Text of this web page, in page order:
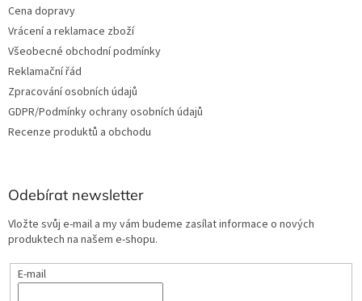
Cena dopravy
Vrácení a reklamace zboží
Všeobecné obchodní podmínky
Reklamační řád
Zpracování osobních údajů
GDPR/Podmínky ochrany osobních údajů
Recenze produktů a obchodu
Odebírat newsletter
Vložte svůj e-mail a my vám budeme zasílat informace o nových
produktech na našem e-shopu.
E-mail